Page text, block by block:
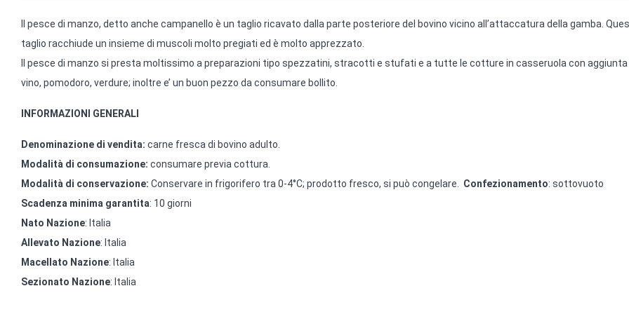
Il pesce di manzo, detto anche campanello è un taglio ricavato dalla parte posteriore del bovino vicino all’attaccatura della gamba.
taglio racchiude un insieme di muscoli molto pregiati ed è molto apprezzato.
Il pesce di manzo si presta moltissimo a preparazioni tipo spezzatini, stracotti e stufati e a tutte le cotture in casseruola con aggiunta
vino, pomodoro, verdure; inoltre e’ un buon pezzo da consumare bollito.
INFORMAZIONI GENERALI
Denominazione di vendita: carne fresca di bovino adulto.
Modalità di consumazione: consumare previa cottura.
Modalità di conservazione: Conservare in frigorifero tra 0-4°C; prodotto fresco, si può congelare. Confezionamento: sottovuoto
Scadenza minima garantita: 10 giorni
Nato Nazione: Italia
Allevato Nazione: Italia
Macellato Nazione: Italia
Sezionato Nazione: Italia